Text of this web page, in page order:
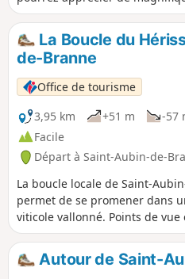
des éléments du patrimoine
La Boucle du
de-Branne
Office de tourisme
3,95 km
+51 m -57
Facile
Départ à Saint-Aubin-de-
La boucle locale de Saint-
permet de se promener dans
viticole vallonné. Points de vue
patrimoniaux jalonnent le
Autour de Saint-